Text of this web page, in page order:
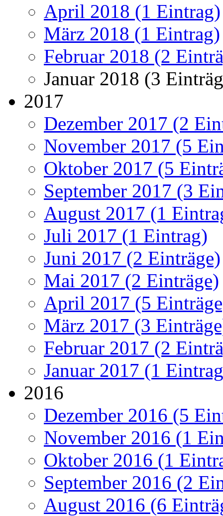
April 2018 (1 Eintrag)
März 2018 (1 Eintrag)
Februar 2018 (2
Januar 2018 (3
2017
Dezember 2017 (2
November 2017 (5
Oktober 2017 (5
September 2017 (3
August 2017 (1
Juli 2017 (1 Eintrag)
Juni 2017 (2 Einträge)
Mai 2017 (2 Einträge)
April 2017 (5
März 2017 (3
Februar 2017 (2
Januar 2017 (1
2016
Dezember 2016 (5
November 2016 (1
Oktober 2016 (1
September 2016 (2
August 2016 (6